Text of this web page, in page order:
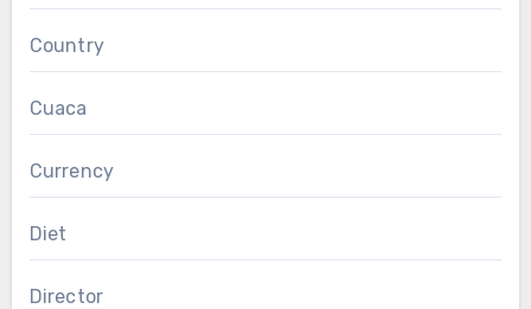
Country
Cuaca
Currency
Diet
Director